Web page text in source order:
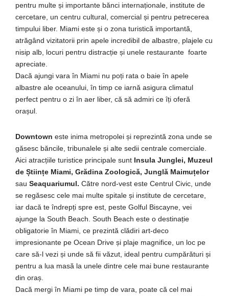
pentru multe și importante bănci internaționale, institute de
cercetare, un centru cultural, comercial și pentru petrecerea
timpului liber. Miami este și o zona turistică importantă,
atrăgând vizitatorii prin apele incredibil de albastre, plajele cu
nisip alb, locuri pentru distracție și unele restaurante foarte
apreciate.
Dacă ajungi vara în Miami nu poți rata o baie în apele
albastre ale oceanului, în timp ce iarnă asigura climatul
perfect pentru o zi în aer liber, că să admiri ce îți oferă
orașul.
Downtown este inima metropolei și reprezintă zona unde se
găsesc băncile, tribunalele și alte sedii centrale comerciale.
Aici atracțiile turistice principale sunt Insula Junglei, Muzeul
de Științe Miami, Grădina Zoologică, Junglă Maimuțelor
sau Seaquariumul. Către nord-vest este Centrul Civic, unde
se regăsesc cele mai multe spitale și institute de cercetare,
iar dacă te îndrepți spre est, peste Golful Biscayne, vei
ajunge la South Beach. South Beach este o destinație
obligatorie în Miami, ce prezintă clădiri art-deco
impresionante pe Ocean Drive și plaje magnifice, un loc pe
care să-l vezi și unde să fii văzut, ideal pentru cumpărături și
pentru a lua masă la unele dintre cele mai bune restaurante
din oraș.
Dacă mergi în Miami pe timp de vara, poate că cel mai